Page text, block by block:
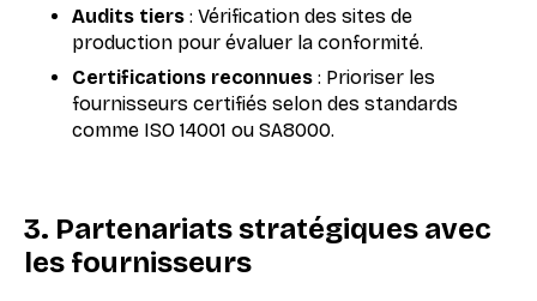
Audits tiers : Vérification des sites de
production pour évaluer la conformité.
Certifications reconnues : Prioriser les
fournisseurs certifiés selon des standards
comme ISO 14001 ou SA8000.
3. Partenariats stratégiques avec
les fournisseurs